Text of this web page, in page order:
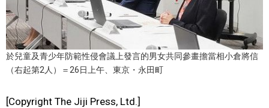
運動
娛樂
於兒童及青少年防範性侵會議上發言的男女共同參畫擔當相小倉將信
（右起第2人）＝26日上午、東京・永田町
[Copyright The Jiji Press, Ltd.]